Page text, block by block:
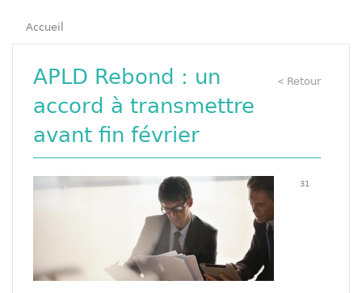
Accueil
< Retour
APLD Rebond : un
accord à transmettre
avant fin février
31